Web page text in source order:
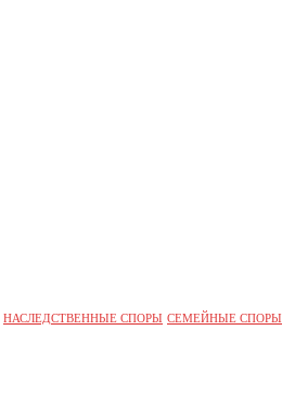
НАСЛЕДСТВЕННЫЕ СПОРЫ СЕМЕЙНЫЕ СПОРЫ